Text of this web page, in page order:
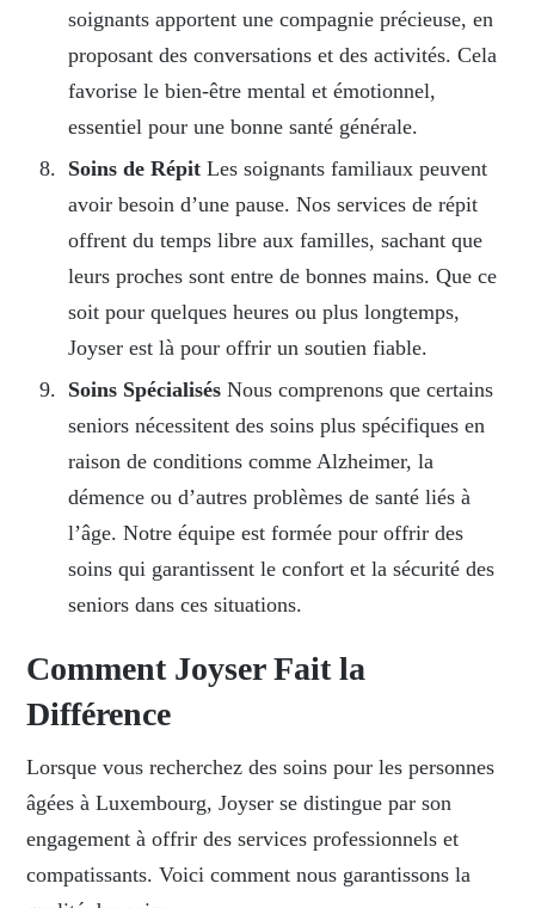
soignants apportent une compagnie précieuse, en
proposant des conversations et des activités. Cela
favorise le bien-être mental et émotionnel,
essentiel pour une bonne santé générale.
Soins de Répit Les soignants familiaux peuvent
avoir besoin d’une pause. Nos services de répit
offrent du temps libre aux familles, sachant que
leurs proches sont entre de bonnes mains. Que ce
soit pour quelques heures ou plus longtemps,
Joyser est là pour offrir un soutien fiable.
Soins Spécialisés Nous comprenons que certains
seniors nécessitent des soins plus spécifiques en
raison de conditions comme Alzheimer, la
démence ou d’autres problèmes de santé liés à
l’âge. Notre équipe est formée pour offrir des
soins qui garantissent le confort et la sécurité des
seniors dans ces situations.
Comment Joyser Fait la
Différence
Lorsque vous recherchez des soins pour les personnes
âgées à Luxembourg, Joyser se distingue par son
engagement à offrir des services professionnels et
compatissants. Voici comment nous garantissons la